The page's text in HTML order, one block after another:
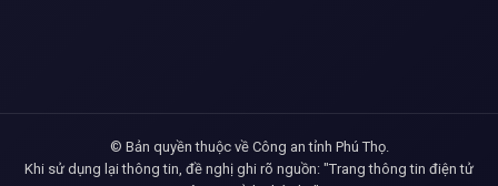
© Bản quyền thuộc về Công an tỉnh Phú Thọ.
Khi sử dụng lại thông tin, đề nghị ghi rõ nguồn: "Trang thông tin điện tử